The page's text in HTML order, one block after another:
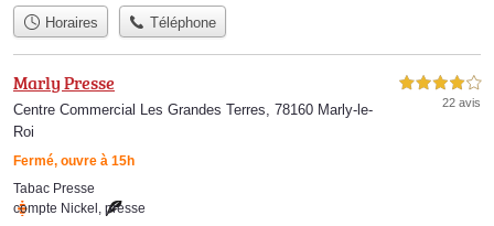
Horaires Téléphone
Marly Presse
Centre Commercial Les Grandes Terres, 78160 Marly-le-
Roi
Fermé, ouvre à 15h
4,0 étoiles sur 5
22 avis
Tabac Presse
compte Nickel presse